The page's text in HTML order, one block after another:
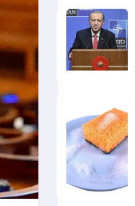
Снимка:
Пиксабей